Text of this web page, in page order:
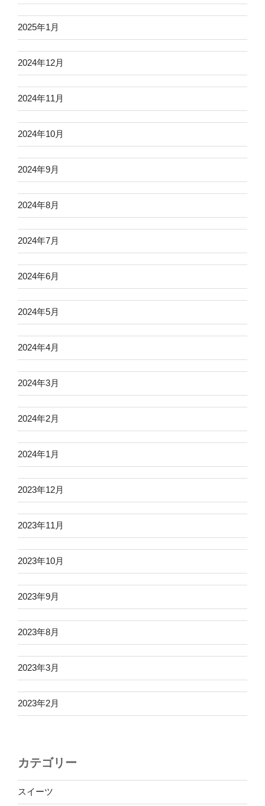
2025年1月
2024年12月
2024年11月
2024年10月
2024年9月
2024年8月
2024年7月
2024年6月
2024年5月
2024年4月
2024年3月
2024年2月
2024年1月
2023年12月
2023年11月
2023年10月
2023年9月
2023年8月
2023年3月
2023年2月
カテゴリー
スイーツ